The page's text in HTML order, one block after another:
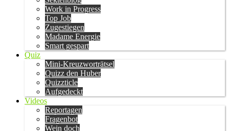
Work in Progress
Top Job
Zugestiegen
Madame Energie
Smart gespart
Quiz
Mini-Kreuzworträtsel
Quizz den Huber
Quizzticle
Aufgedeckt
Videos
Reportagen
Fragenbot
Wein doch